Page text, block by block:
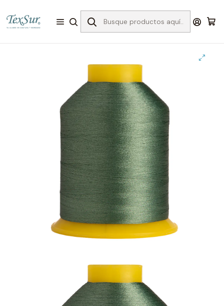
Hilos para Bordar
Enkalen 4.000 mts
3807 hilo bordar verde oliva medio 4000 mts.